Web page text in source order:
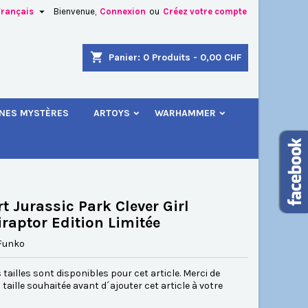
Bienvenue, Connexion ou Créez votre compte

shopping_cart Panier: 0 Produits - 0,00 CHF
MYSTÈRES ARTOYS WARHAMMER
Jurassic Park Clever Girl
Edition Limitée
tailles sont disponibles pour cet article. Merci de
souhaitée avant d´ajouter cet article à votre